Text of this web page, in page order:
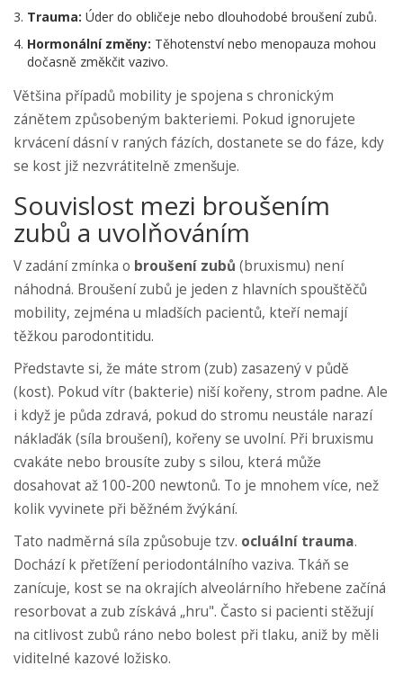
Trauma: Úder do obličeje nebo dlouhodobé broušení zubů.
Hormonální změny: Těhotenství nebo menopauza mohou
dočasně změkčit vazivo.
Většina případů mobility je spojena s chronickým
zánětem způsobeným bakteriemi. Pokud ignorujete
krvácení dásní v raných fázích, dostanete se do fáze, kdy
se kost již nezvrátitelně zmenšuje.
Souvislost mezi broušením
zubů a uvolňováním
V zadání zmínka o broušení zubů (bruxismu) není
náhodná. Broušení zubů je jeden z hlavních spouštěčů
mobility, zejména u mladších pacientů, kteří nemají
těžkou parodontitidu.
Představte si, že máte strom (zub) zasazený v půdě
(kost). Pokud vítr (bakterie) niší kořeny, strom padne. Ale
i když je půda zdravá, pokud do stromu neustále narazí
náklaďák (síla broušení), kořeny se uvolní. Při bruxismu
cvakáte nebo brousíte zuby s silou, která může
dosahovat až 100-200 newtonů. To je mnohem více, než
kolik vyvinete při běžném žvýkání.
Tato nadměrná síla způsobuje tzv. ocluální trauma.
Dochází k přetížení periodontálního vaziva. Tkáň se
zanícuje, kost se na okrajích alveolárního hřebene začíná
resorbovat a zub získává „hru". Často si pacienti stěžují
na citlivost zubů ráno nebo bolest při tlaku, aniž by měli
viditelné kazové ložisko.